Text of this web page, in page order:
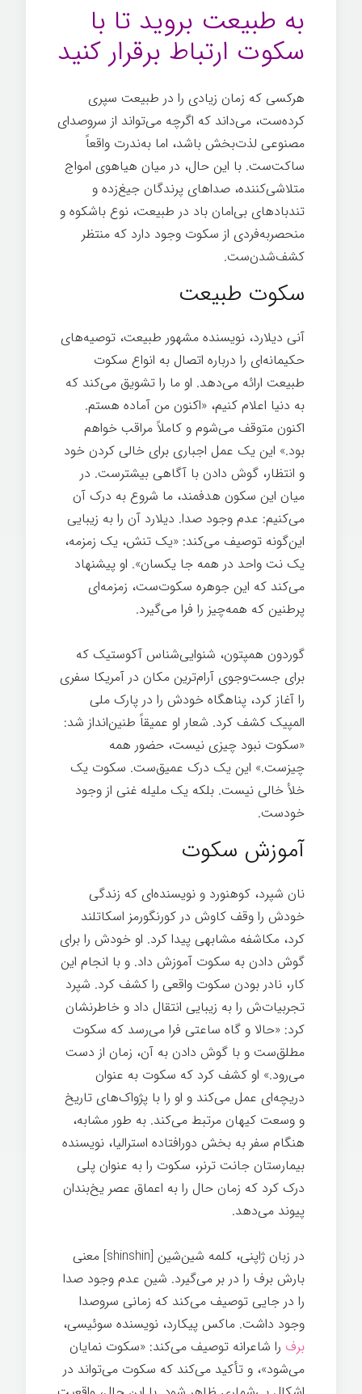
به طبیعت بروید تا با
سکوت ارتباط برقرار کنید
هرکسی که زمان زیادی را در طبیعت سپری
کرده‌ست، می‌داند که اگرچه می‌تواند از سروصدای
مصنوعی لذت‌بخش باشد، اما به‌ندرت واقعاً
ساکت‌ست. با این حال، در میان هیاهوی امواج
متلاشی‌کننده، صداهای پرندگان جیغ‌زده و
تندبادهای بی‌امان باد در طبیعت، نوع باشکوه و
منحصربه‌فردی از سکوت وجود دارد که منتظر
کشف‌شدن‌ست.
سکوت طبیعت
آنی دیلارد، نویسنده مشهور طبیعت، توصیه‌های
حکیمانه‌ای را درباره اتصال به انواع سکوت
طبیعت ارائه می‌دهد. او ما را تشویق می‌کند که
به دنیا اعلام کنیم، «اکنون من آماده هستم.
اکنون متوقف می‌شوم و کاملاً مراقب خواهم
بود.» این یک عمل اجباری برای خالی کردن خود
و انتظار، گوش دادن با آگاهی بیشترست. در
میان این سکون هدفمند، ما شروع به درک آن
می‌کنیم: عدم وجود صدا. دیلارد آن را به زیبایی
این‌گونه توصیف می‌کند: «یک تنش، یک زمزمه،
یک نت واحد در همه جا یکسان». او پیشنهاد
می‌کند که این جوهره سکوت‌ست، زمزمه‌ای
پرطنین که همه‌چیز را فرا می‌گیرد.
گوردون همپتون، شنوایی‌شناس آکوستیک که
برای جست‌وجوی آرام‌ترین مکان در آمریکا سفری
را آغاز کرد، پناهگاه خودش را در پارک ملی
المپیک کشف کرد. شعار او عمیقاً طنین‌انداز شد:
«سکوت نبود چیزی نیست، حضور همه
چیزست.» این یک درک عمیق‌ست. سکوت یک
خلأ خالی نیست. بلکه یک ملیله غنی از وجود
خودست.
آموزش سکوت
نان شپرد، کوهنورد و نویسنده‌ای که زندگی
خودش را وقف کاوش در کورنگورمز اسکاتلند
کرد، مکاشفه مشابهی پیدا کرد. او خودش را برای
گوش دادن به سکوت آموزش داد. و با انجام این
کار، نادر بودن سکوت واقعی را کشف کرد. شپرد
تجربیات‌ش را به زیبایی انتقال داد و خاطرنشان
کرد: «حالا و گاه ساعتی فرا می‌رسد که سکوت
مطلق‌ست و با گوش دادن به آن، زمان از دست
می‌رود.» او کشف کرد که سکوت به عنوان
دریچه‌ای عمل می‌کند و او را با پژواک‌های تاریخ
و وسعت کیهان مرتبط می‌کند. به طور مشابه،
هنگام سفر به بخش دورافتاده استرالیا، نویسنده
بیمارستان جانت ترنر، سکوت را به عنوان پلی
درک کرد که زمان حال را به اعماق عصر یخ‌بندان
پیوند می‌دهد.
در زبان ژاپنی، کلمه شین‌شین [shinshin] معنی
بارش برف را در بر می‌گیرد. شین عدم وجود صدا
را در جایی توصیف می‌کند که زمانی سروصدا
وجود داشت. ماکس پیکارد، نویسنده سوئیسی،
برف را شاعرانه توصیف می‌کند: «سکوت نمایان
می‌شود»، و تأکید می‌کند که سکوت می‌تواند در